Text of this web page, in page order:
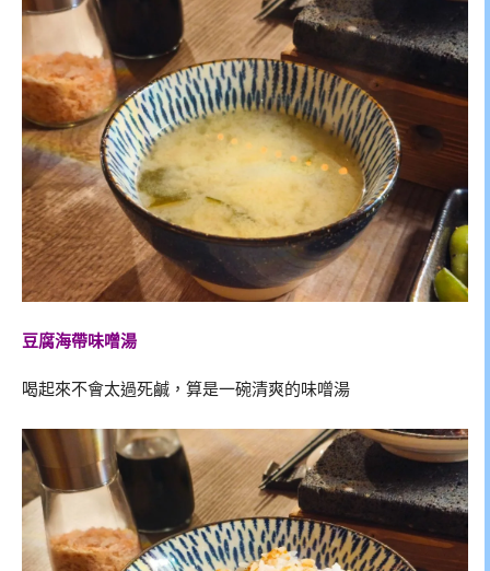
豆腐海帶味噌湯
喝起來不會太過死鹹，算是一碗清爽的味噌湯